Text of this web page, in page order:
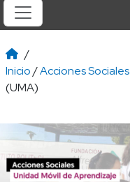
/
Inicio/Acciones Sociales
(UMA)